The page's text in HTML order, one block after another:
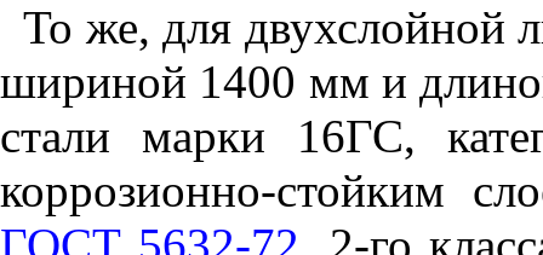
То же, для двухслойной
шириной 1400 мм и
стали марки 16ГС,
коррозионно-стойким